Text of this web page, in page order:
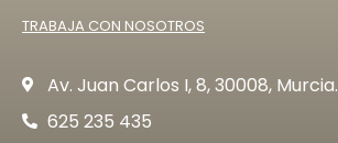
TRABAJA CON NOSOTROS
Av. Juan Carlos I, 8, 30008, Murcia.
625 235 435